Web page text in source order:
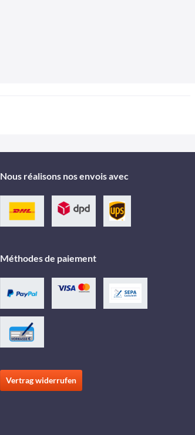
Nous réalisons nos envois avec
Méthodes de paiement
Vertrag widerrufen